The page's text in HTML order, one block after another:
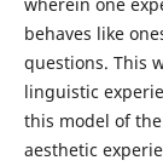
behaves like
questions. This
linguistic
this model of
aesthetic